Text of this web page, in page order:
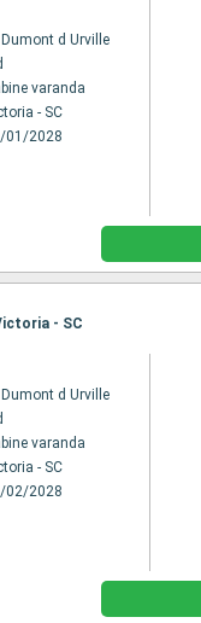
Dumont d Urville
varanda
- SC
01/2028
- SC
Dumont d Urville
varanda
- SC
02/2028